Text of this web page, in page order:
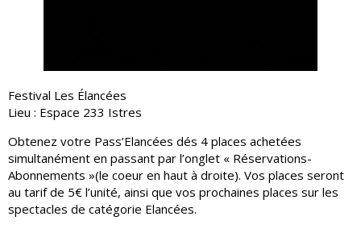
Festival Les Élancées
Lieu : Espace 233 Istres
Obtenez votre Pass’Elancées dés 4 places achetées
simultanément en passant par l’onglet « Réservations-
Abonnements »(le coeur en haut à droite). Vos places seront
au tarif de 5€ l’unité, ainsi que vos prochaines places sur les
spectacles de catégorie Elancées.